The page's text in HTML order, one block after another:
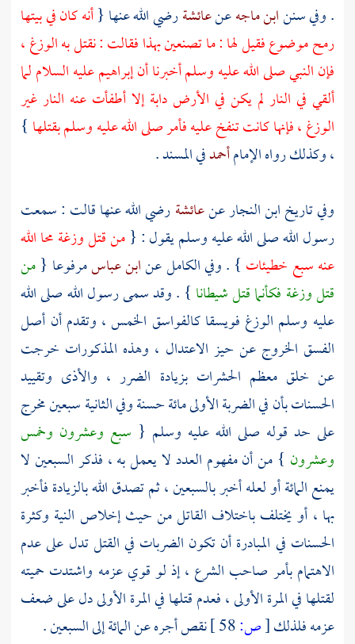
. وفي سننابن ماجهعنعائشةرضي الله عنها {أنه كان في بيتها
رمح موضوع فقيل لها : ما تصنعين بهذا فقالت : نقتل به الوزغ ،
فإن النبي صلى الله عليه وسلم أخبرنا أنإبراهيمعليه السلام لما
ألقي في النار لم يكن في الأرض دابة إلا أطفأت عنه النار غير
الوزغ ، فإنها كانت تنفخ عليه فأمر صلى الله عليه وسلم بقتلها }
، وكذلك رواه الإمامأحمدفي المسند .
وفي تاريخابن النجارعنعائشةرضي الله عنها قالت : سمعت
رسول الله صلى الله عليه وسلم يقول : {من قتل وزغة محا الله
عنه سبع خطيئات } . وفي الكامل عنابن عباسمرفوعا {من
قتل وزغة فكأنما قتل شيطانا } . وقد سمى رسول الله صلى الله
عليه وسلم الوزغ فويسقا كالفواسق الخمس ، وتقدم أن أصل
الفسق الخروج عن حيز الاعتدال ، وهذه المذكورات خرجت
عن خلق معظم الحشرات بزيادة الضرر ، والأذى وتقييد
الحسنات بأن في الضربة الأولى مائة حسنة وفي الثانية سبعين مخرج
على حد قوله صلى الله عليه وسلم { سبع وعشرون وخمس
وعشرون } من أن مفهوم العدد لا يعمل به ، فذكر السبعين لا
يمنع المائة أو لعله أخبر بالسبعين ، ثم تصدق الله بالزيادة فأخبر
بها ، أو يختلف باختلاف القاتل من حيث إخلاص النية وكثرة
الحسنات في المبادرة أن تكون الضربات في القتل تدل على عدم
الاهتمام بأمر صاحب الشرع ، إذ لو قوي عزمه واشتدت حميته
لقتلها في المرة الأولى ، فعدم قتلها في المرة الأولى دل على ضعف
عزمه فلذلك[ص:
نقص أجره عن المائة إلى السبعين .